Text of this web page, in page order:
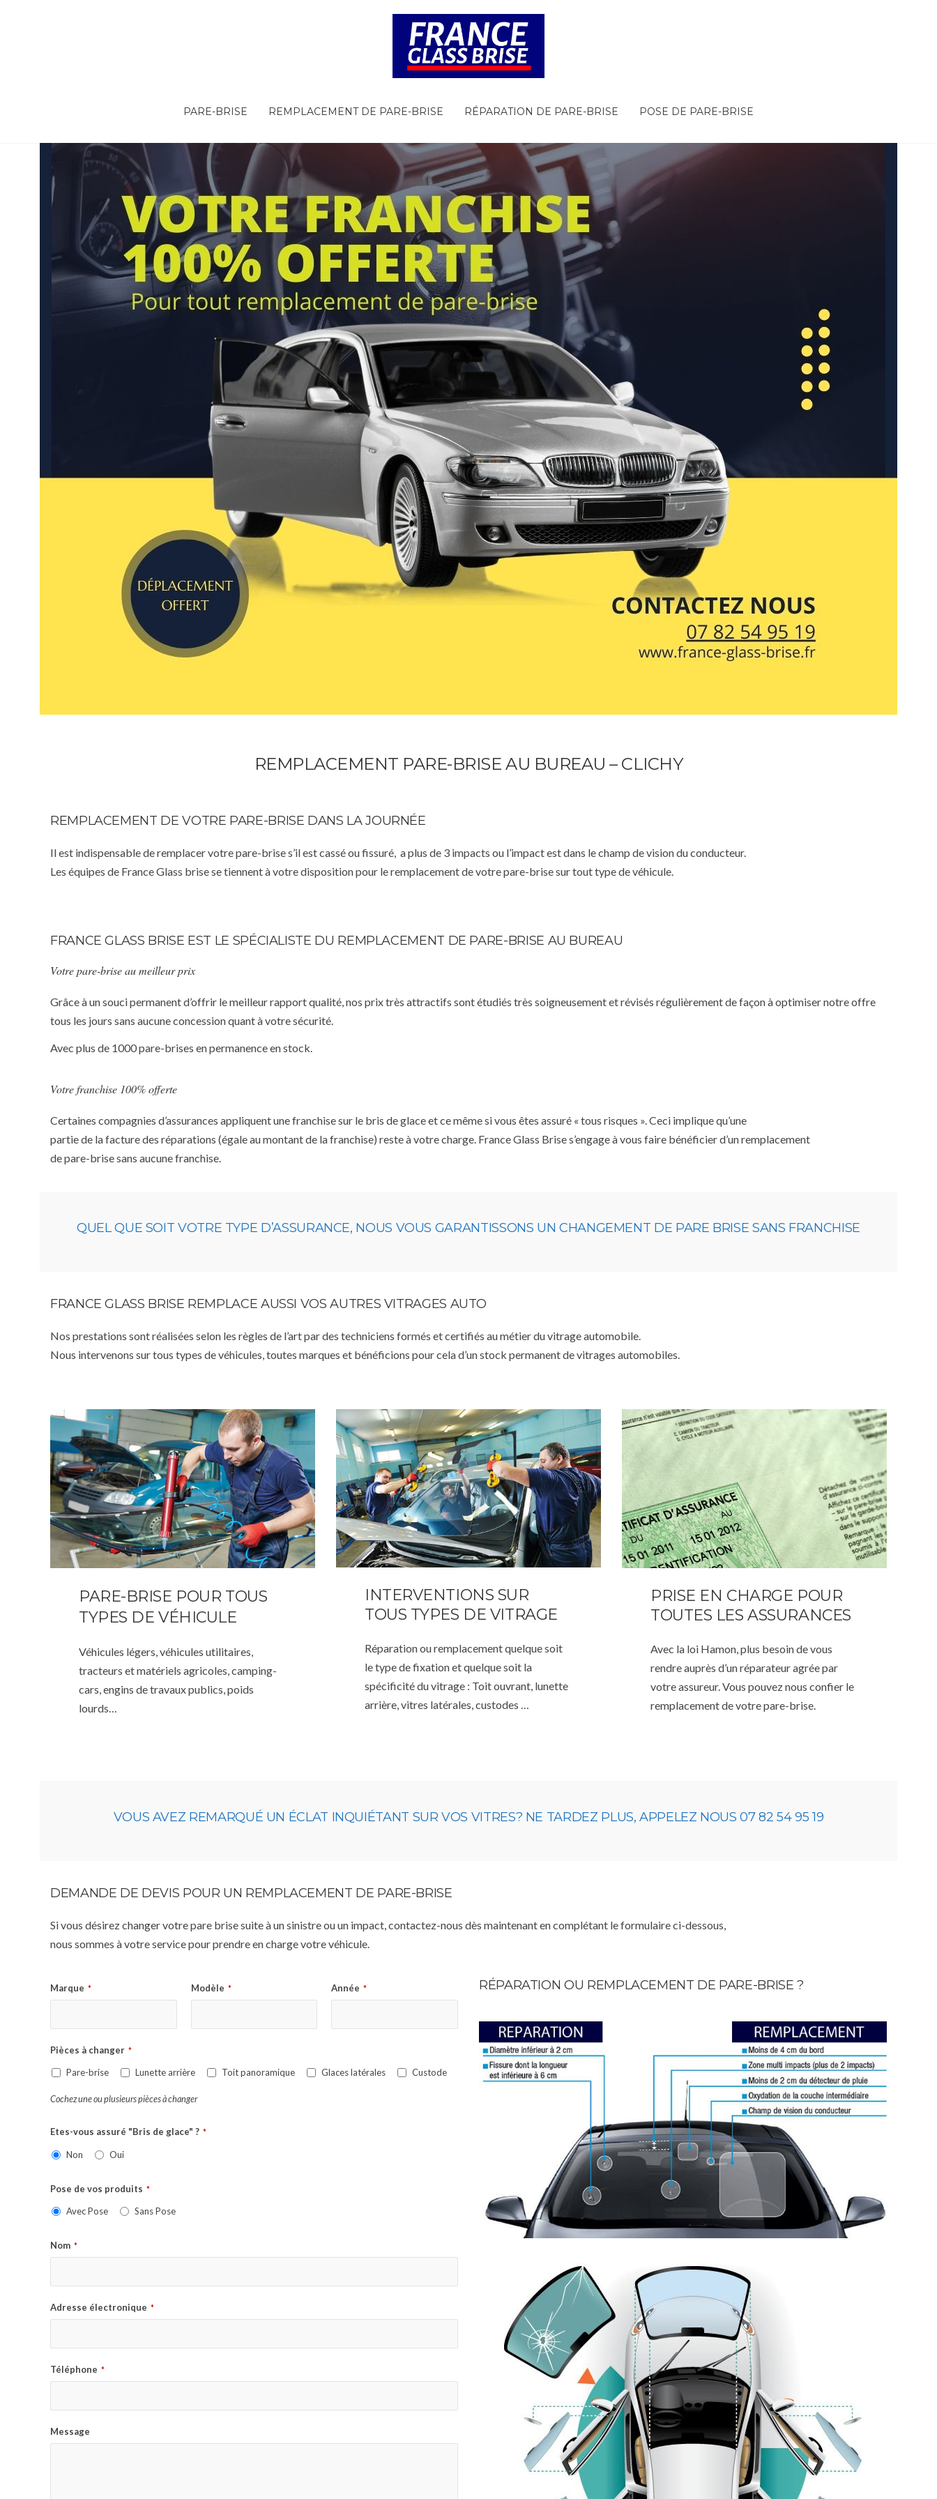
PARE-BRISE REMPLACEMENT DE PARE-BRISE RÉPARATION DE PARE-BRISE POSE DE PARE-BRISE
REMPLACEMENT PARE-BRISE AU BUREAU – CLICHY
REMPLACEMENT DE VOTRE PARE-BRISE DANS LA JOURNÉE
Il est indispensable de remplacer votre pare-brise s’il est cassé ou fissuré, a plus de 3 impacts ou l’impact est dans le champ de vision du conducteur.
Les équipes de France Glass brise se tiennent à votre disposition pour le remplacement de votre pare-brise sur tout type de véhicule.
FRANCE GLASS BRISE EST LE SPÉCIALISTE DU REMPLACEMENT DE PARE-BRISE AU BUREAU
Votre pare-brise au meilleur prix
Grâce à un souci permanent d’offrir le meilleur rapport qualité, nos prix très attractifs sont étudiés très soigneusement et révisés régulièrement de façon à optimiser notre offre
tous les jours sans aucune concession quant à votre sécurité.
Avec plus de 1000 pare-brises en permanence en stock.
Votre franchise 100% offerte
Certaines compagnies d’assurances appliquent une franchise sur le bris de glace et ce même si vous êtes assuré « tous risques ». Ceci implique qu’une
partie de la facture des réparations (égale au montant de la franchise) reste à votre charge. France Glass Brise s’engage à vous faire bénéficier d’un remplacement
de pare-brise sans aucune franchise.
QUEL QUE SOIT VOTRE TYPE D’ASSURANCE, NOUS VOUS GARANTISSONS UN CHANGEMENT DE PARE BRISE SANS FRANCHISE
FRANCE GLASS BRISE REMPLACE AUSSI VOS AUTRES VITRAGES AUTO
Nos prestations sont réalisées selon les règles de l’art par des techniciens formés et certifiés au métier du vitrage automobile.
Nous intervenons sur tous types de véhicules, toutes marques et bénéficions pour cela d’un stock permanent de vitrages automobiles.
PARE-BRISE POUR TOUS
TYPES DE VÉHICULE
Véhicules légers, véhicules utilitaires,
tracteurs et matériels agricoles, camping-
cars, engins de travaux publics, poids
lourds…
INTERVENTIONS SUR
TOUS TYPES DE VITRAGE
Réparation ou remplacement quelque soit
le type de fixation et quelque soit la
spécificité du vitrage : Toit ouvrant, lunette
arrière, vitres latérales, custodes …
PRISE EN CHARGE POUR
TOUTES LES ASSURANCES
Avec la loi Hamon, plus besoin de vous
rendre auprès d’un réparateur agrée par
votre assureur. Vous pouvez nous confier le
remplacement de votre pare-brise.
VOUS AVEZ REMARQUÉ UN ÉCLAT INQUIÉTANT SUR VOS VITRES? NE TARDEZ PLUS, APPELEZ NOUS 07 82 54 95 19
DEMANDE DE DEVIS POUR UN REMPLACEMENT DE PARE-BRISE
Si vous désirez changer votre pare brise suite à un sinistre ou un impact, contactez-nous dès maintenant en complétant le formulaire ci-dessous,
nous sommes à votre service pour prendre en charge votre véhicule.
Marque * Modèle * Année *
Pièces à changer *
Pare-brise Lunette arrière Toit panoramique Glaces latérales Custode
Cochez une ou plusieurs pièces à changer
Etes-vous assuré "Bris de glace" ? *
Non Oui
Pose de vos produits *
Avec Pose Sans Pose
Nom *
Adresse électronique *
Téléphone *
Message
RÉPARATION OU REMPLACEMENT DE PARE-BRISE ?